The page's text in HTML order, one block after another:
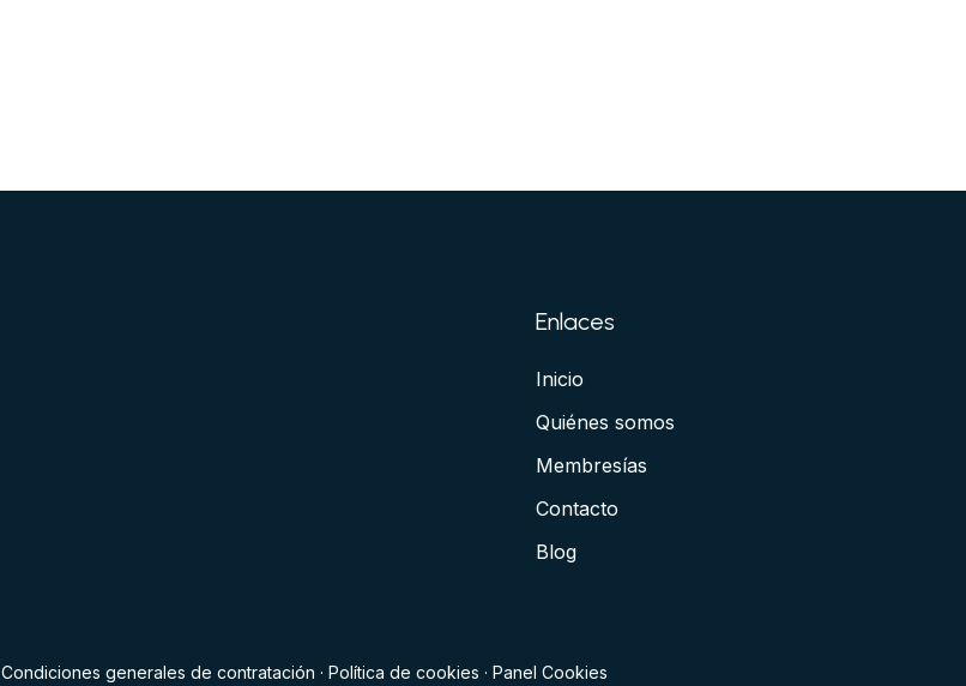
Enlaces
Inicio
Quiénes somos
Membresías
Contacto
Blog
Condiciones generales de contratación · Política de cookies · Panel Cookies